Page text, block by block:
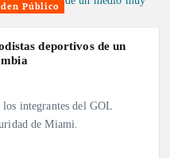
Público
deportivos de un
integrantes del GOL
de Miami.